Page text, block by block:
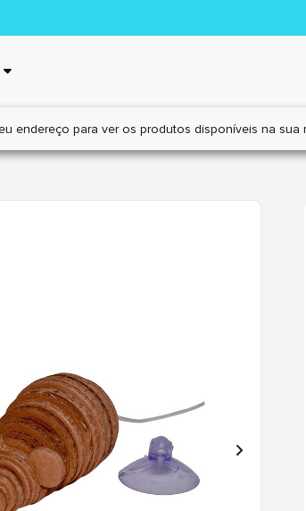
endereço para ver os produtos disponíveis na sua